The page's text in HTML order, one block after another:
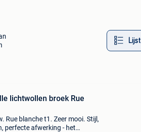
Lijst
lichtwollen broek Rue
Rue blanche t1. Zeer mooi. Stijl,
perfecte afwerking - het